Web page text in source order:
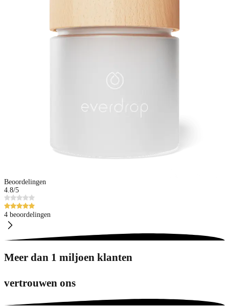
Beoordelingen
4.8/5
4 beoordelingen
Meer dan 1 miljoen klanten
vertrouwen ons